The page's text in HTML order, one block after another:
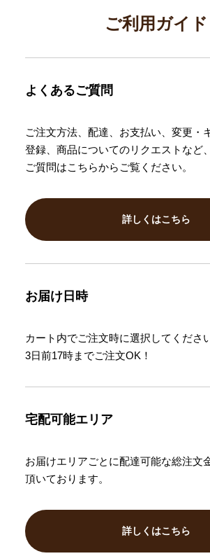
ご利用ガイド
よくあるご質問
ご注文方法、配達、お支払い、変更・
登録、商品についてのリクエストなど
ご質問はこちらからご覧ください。
詳しくはこちら
お届け日時
カート内でご注文時に選択してくだ
3日前17時までご注文OK！
宅配可能エリア
お届けエリアごとに配達可能な総注文
頂いております。
詳しくはこちら